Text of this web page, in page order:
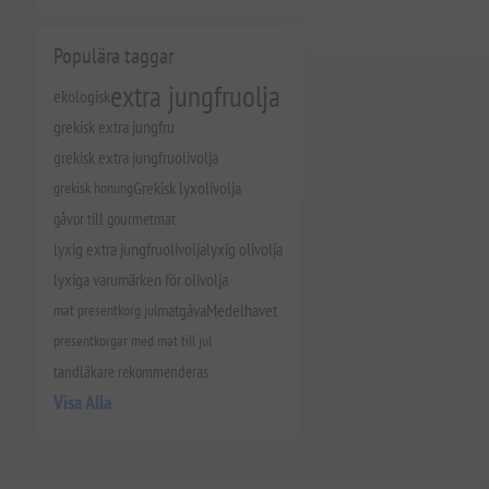
Populära taggar
ekologiskextra jungfruolja
grekisk extra jungfru
grekisk extra jungfruolivolja
grekisk honungGrekisk lyxolivolja
gåvor till gourmetmat
lyxig extra jungfruolivoljalyxig olivolja
lyxiga varumärken för olivolja
mat presentkorg julmatgåvaMedelhavet
presentkorgar med mat till jul
tandläkare rekommenderas
Visa Alla